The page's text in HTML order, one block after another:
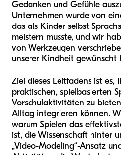
Gedanken und Gefühle
Unternehmen wurde von
das als Kinder selbst
meistern musste, und wir
von Werkzeugen
unserer Kindheit gewünscht
Ziel dieses Leitfadens ist es,
praktischen, spielbasierten
Vorschulaktivitäten zu
Alltag integrieren können.
warum Spielen das
ist, die Wissenschaft hinter
„Video-Modeling“-Ansatz